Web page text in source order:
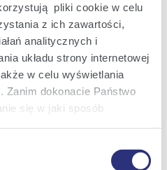
pliki cookie w celu
z ich zawartości,
analitycznych i
układu strony internetowej
w celu wyświetlania
Zanim dokonacie Państwo
się w jaki sposób
ten temat znajdziecie
2025
by a
extended agenda of the
General Meeting
2025
2025
of the Enea S.A.
of a Shareholder.